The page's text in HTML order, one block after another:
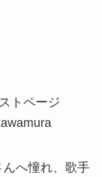
トページ
へ憧れ、歌手